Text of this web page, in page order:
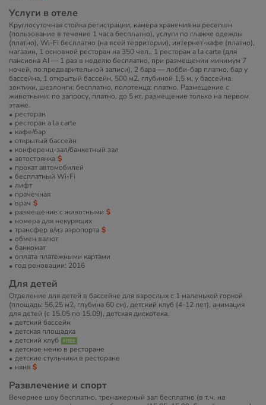
Услуги в отеле
Круглосуточная стойка регистрации, камера хранения на ресепшн
(пользование в течение 1 часа бесплатно), услуги по глажке одежды
(платно), Wi-Fi бесплатно (на всей территории), интернет-кафе (платно),
магазин, 1 основной ресторан на 350 чел., 1 ресторан a la carte (для
пансиона AI — 1 раз в неделю бесплатно, при размещении минимум 7
ночей, по предварительной записи), 2 бара — лобби-бар платно, бар у
бассейна, 1 открытый бассейн, 500 м2, глубиной 1,5 м, у бассейна
зонтики, шезлонги: бесплатно, полотенца: платно. Размещение с
животными: по запросу, платно, до 5 кг, размещение только на первом
этаже.
ресторан
ресторан a la carte
кафе/бар
открытый бассейн
конференц-зал/банкетный зал
автостоянка
прокат автомобилей
бесплатный Wi-Fi
лифт
прачечная
врач
размещение с животными
номера для некурящих
трансфер в/из аэропорта
обмен валют
банкомат
оплата платежными картами
год реновации: 2016
Для детей
Отделение для детей в бассейне для взрослых с 1 маленькой горкой
(площадь: 56,25 м2, глубина 60 см), детский клуб (4-12 лет), анимация
для детей (с 15.05 по 15.09), детская дискотека.
детский бассейн
детская площадка
детский клуб
детское меню в ресторане
детские стульчики в ресторане
няня
Развлечение и спорт
Вечернее шоу бесплатно, тренажерный зал бесплатно (в т.ч. на